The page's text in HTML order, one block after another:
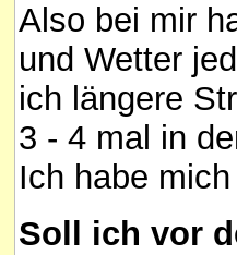
Also bei mir
und Wetter
ich längere
3 - 4 mal in
Ich habe
Soll ich vor